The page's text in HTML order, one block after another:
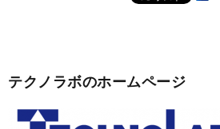
テクノラボのホームページ